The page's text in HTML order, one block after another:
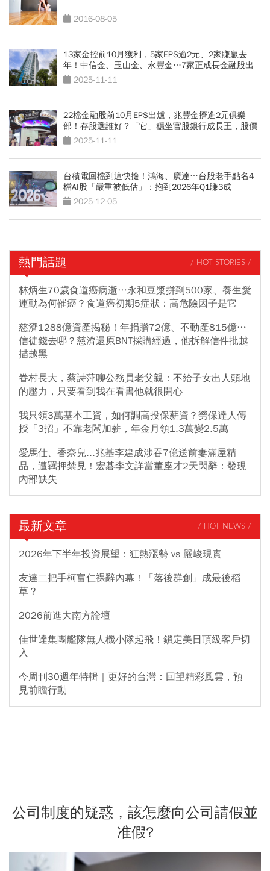
2016-08-05
13家金控前10月獲利，5家EPS逾2元、2家賺贏去
年！中信金、玉山金、永豐金…7家正成長金融股出
列 2025-11-11
22檔金融股前10月EPS出爐，兆豐金擠進2元俱樂
部！存股選誰好？「它」穩坐官股銀行成長王，股價
還很甜
2025-11-11
台積電回檔到這快撿！鴻海、廣達…台股老手點名4
檔AI股「嚴重被低估」：抱到2026年Q1賺3成
2025-12-05
熱門話題 / HOT STORIES /
林炳生70歲食道癌病逝…永和豆漿拼到500家、養生愛
運動為何罹癌？食道癌初期5症狀：高危險因子是它
慈濟1288億資產揭秘！年捐贈72億、不動產815億…
信徒錢去哪？慈濟還原BNT採購經過，他拆解信件批越
描越黑
眷村長大，蔡詩萍聊公務員老父親：不給子女出人頭地
的壓力，只要看到我在看書他就很開心
我只領3萬基本工資，如何調高投保薪資？勞保達人傳
授「3招」不靠老闆加薪，年金月領1.3萬變2.5萬
愛馬仕、香奈兒...兆基李建成涉吞7億送前妻滿屋精
品，遭羈押禁見！宏碁李文詳當董座才2天閃辭：發現
內部缺失
最新文章 / HOT NEWS /
2026年下半年投資展望：狂熱漲勢 vs 嚴峻現實
友達二把手柯富仁裸辭內幕！「落後群創」成最後稻
草？
2026前進大南方論壇
佳世達集團艦隊無人機小隊起飛！鎖定美日頂級客戶切
入
今周刊30週年特輯｜更好的台灣：回望精彩風雲，預
見前瞻行動
公司制度的疑惑，該怎麼向公司請假並
准假?